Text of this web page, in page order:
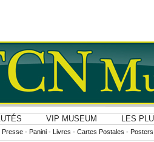
VIP MUSEUM LES
Presse - Panini - Livres - Cartes Postales -